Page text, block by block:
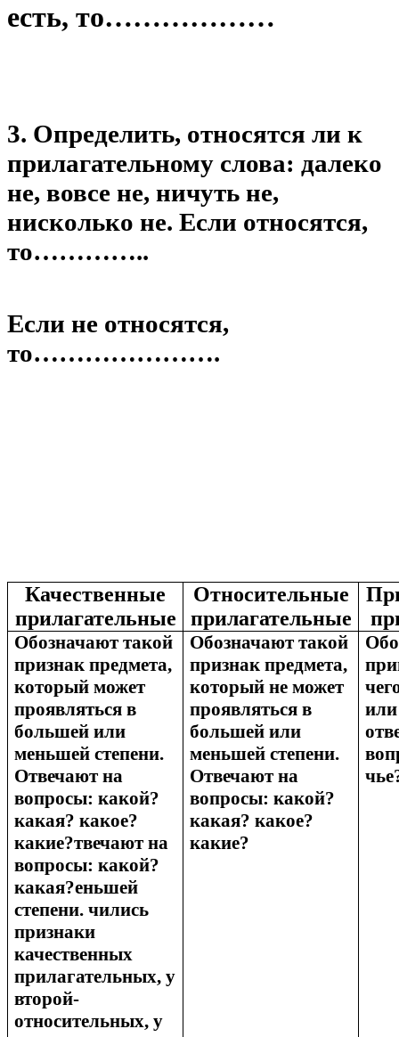
есть, то………………
3. Определить, относятся ли к
прилагательному слова: далеко
не, вовсе не, ничуть не,
нисколько не. Если относятся,
то…………..
Если не относятся,
то………………….
Качественные
прилагательные
Относительные
прилагательные
Обозначают такой
признак предмета,
который может
проявляться в
большей или
меньшей степени.
Отвечают на
вопросы: какой?
какая? какое?
какие?твечают на
вопросы: какой?
какая?еньшей
степени. чились
признаки
качественных
прилагательных, у
второй-
относительных, у
Обозначают такой
признак предмета,
который не может
проявляться в
большей или
меньшей степени.
Отвечают на
вопросы: какой?
какая? какое?
какие?